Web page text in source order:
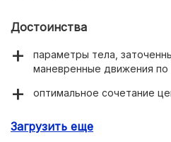
Достоинства
параметры тела,
маневренные движения
оптимальное сочетание
Загрузить еще